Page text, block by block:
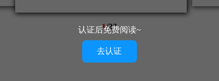
1/23
认证后免费阅读~
去认证